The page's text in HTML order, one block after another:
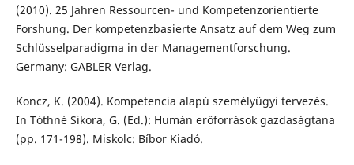
(2010). 25 Jahren Ressourcen- und Kompetenzorientierte
Forshung. Der kompetenzbasierte Ansatz auf dem Weg zum
Schlüsselparadigma in der Managementforschung.
Germany: GABLER Verlag.
Koncz, K. (2004). Kompetencia alapú személyügyi tervezés.
In Tóthné Sikora, G. (Ed.): Humán erőforrások gazdaságtana
(pp. 171-198). Miskolc: Bíbor Kiadó.